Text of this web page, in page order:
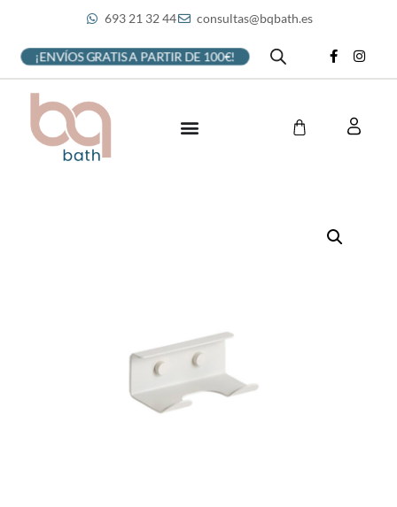
693 21 32 44 consultas@bqbath.es
¡ENVÍOS GRATIS A PARTIR DE 100€!